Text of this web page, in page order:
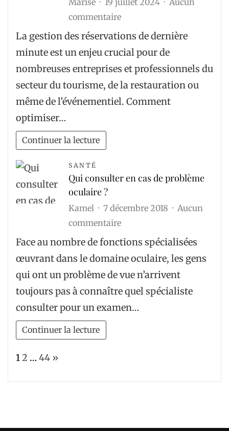
décision
commentairesur
gestion
réservations
de
dernière
La gestion des réservations de dernière
minute est un enjeu crucial pour de
nombreuses entreprises et professionnels du
secteur du tourisme, de la restauration ou
même de l’événementiel. Comment
optimiser…
Continuer la lecture
SANTÉ
Qui consulter en cas de problème
oculaire ?
Kamel 7 décembre 2018
Aucun
commentairesur
Qui
consulter
cas
de
problème
Face au nombre de fonctions spécialisées
œuvrant dans le domaine oculaire, les gens
qui ont un problème de vue n’arrivent
toujours pas à connaître quel spécialiste
consulter pour un examen…
Continuer la lecture
Page:
12 … 44 Next
»